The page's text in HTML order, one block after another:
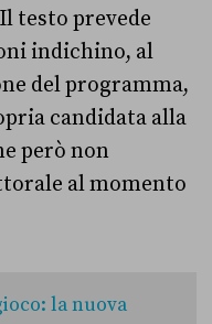
testo prevede
indichino, al
del programma,
candidata alla
però non
al momento
la nuova